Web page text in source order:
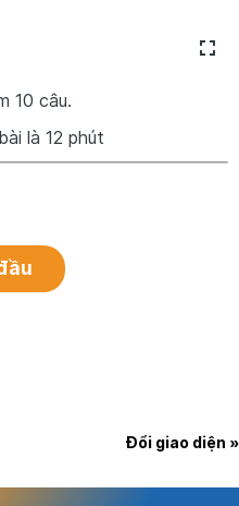
10 câu.
là 12 phút
Đổi giao diện »